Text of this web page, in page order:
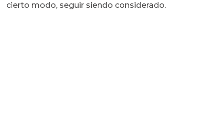
cierto modo, seguir siendo considerado.